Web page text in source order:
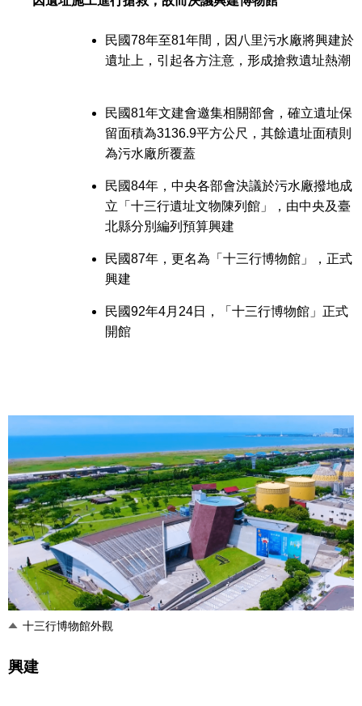
民國78年至81年間，因八里污水廠將興建於
遺址上，引起各方注意，形成搶救遺址熱潮
民國81年文建會邀集相關部會，確立遺址保
留面積為3136.9平方公尺，其餘遺址面積則
為污水廠所覆蓋
民國84年，中央各部會決議於污水廠撥地成
立「十三行遺址文物陳列館」，由中央及臺
北縣分別編列預算興建
民國87年，更名為「十三行博物館」，正式
興建
民國92年4月24日，「十三行博物館」正式
開館
十三行博物館外觀
興建